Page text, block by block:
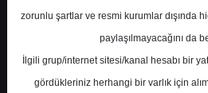
zorunlu şartlar ve resmi kurumlar dışında
paylaşılmayacağını da
İlgili grup/internet sitesi/kanal hesabı bir
gördükleriniz herhangi bir varlık için